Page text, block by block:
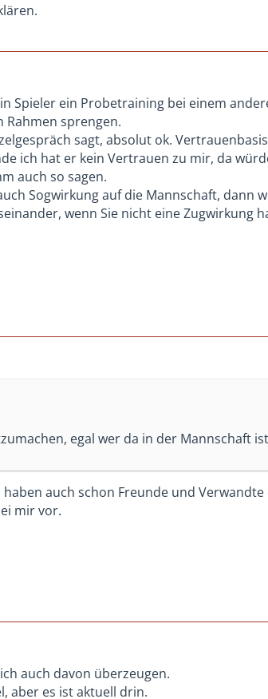
Spieler ein Probetraining bei einem
sprengen.
sagt, absolut ok.
ich hat er kein Vertrauen zu mir, da
auch so sagen.
Sogwirkung auf die Mannschaft, dann
wenn Sie nicht eine Zugwirkung
egal wer da in der Mannschaft
auch schon Freunde und
mir vor.
auch davon überzeugen.
aber es ist aktuell drin.